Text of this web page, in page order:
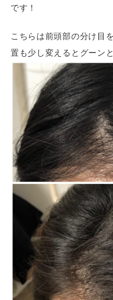
です！
こちらは前頭部の分け目
置も少し変えるとグーン